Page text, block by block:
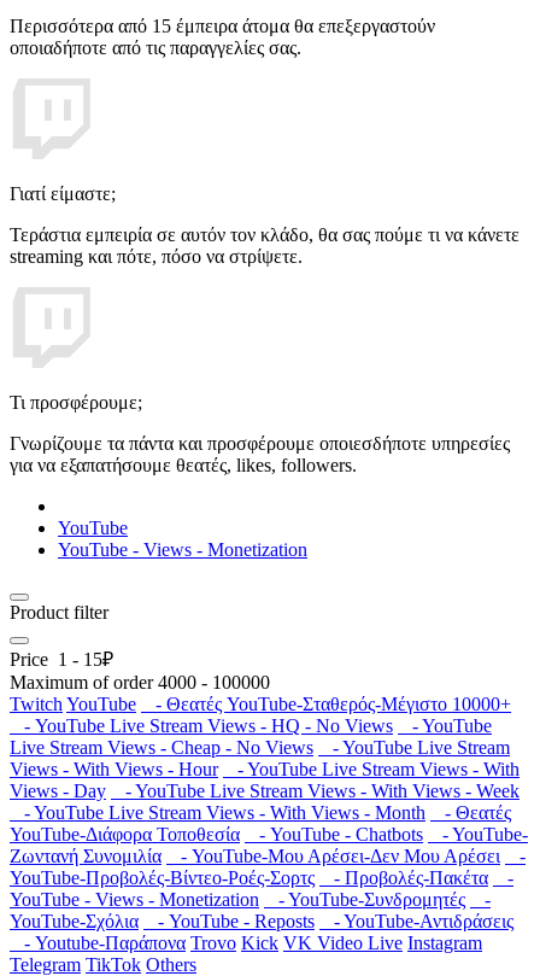
Περισσότερα από 15 έμπειρα άτομα θα επεξεργαστούν
οποιαδήποτε από τις παραγγελίες σας.
Γιατί είμαστε;
Τεράστια εμπειρία σε αυτόν τον κλάδο, θα σας πούμε τι να κάνετε
streaming και πότε, πόσο να στρίψετε.
Τι προσφέρουμε;
Γνωρίζουμε τα πάντα και προσφέρουμε οποιεσδήποτε υπηρεσίες
για να εξαπατήσουμε θεατές, likes, followers.
YouTube
YouTube - Views - Monetization
Product filter
Price 1 - 15₽
Maximum of order4000 - 100000
Twitch YouTube
- Θεατές YouTube-Σταθερός-Μέγιστο 10000+
- YouTube Live Stream Views - HQ - No Views
- YouTube
Live Stream Views - Cheap - No Views
- YouTube Live Stream
Views - With Views - Hour
- YouTube Live Stream Views - With
Views - Day
- YouTube Live Stream Views - With Views - Week
- YouTube Live Stream Views - With Views - Month
- Θεατές
YouTube-Διάφορα Τοποθεσία
- YouTube - Chatbots
- YouTube-
Ζωντανή Συνομιλία
- YouTube-Μου Αρέσει-Δεν Μου Αρέσει
-
YouTube-Προβολές-Βίντεο-Ροές-Σορτς
- Προβολές-Πακέτα
-
YouTube - Views - Monetization
- YouTube-Συνδρομητές
-
YouTube-Σχόλια
- YouTube - Reposts
- YouTube-Αντιδράσεις
- Youtube-Παράπονα Trovo Kick VK Video Live Instagram
Telegram TikTok Others